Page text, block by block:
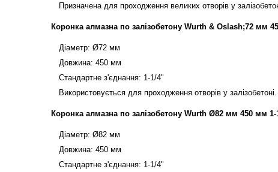
Призначена для проходження великих отворів у
Коронка алмазна по залізобетону Wurth & Oslash;72 мм
Діаметр: Ø72 мм
Довжина: 450 мм
Стандартне з'єднання: 1-1/4"
Використовується для проходження отворів у залізобетоні.
Коронка алмазна по залізобетону Wurth Ø82 мм 450 мм 1-
Діаметр: Ø82 мм
Довжина: 450 мм
Стандартне з'єднання: 1-1/4"